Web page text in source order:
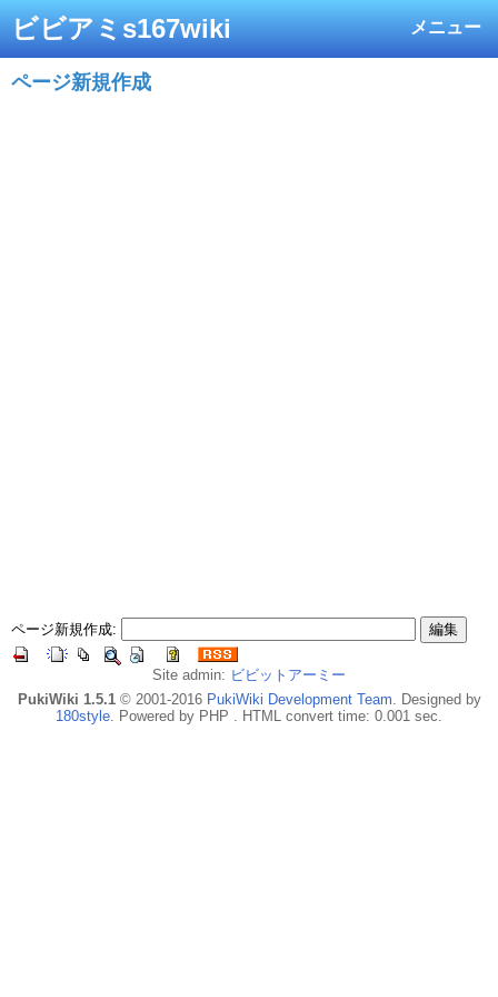
メニュー
ビビアミs167wiki
ページ新規作成
ページ新規作成:
Site admin: ビビットアーミー
PukiWiki 1.5.1© 2001-2016 PukiWiki Development Team. Designed by
180style. Powered by PHP . HTML convert time: 0.001 sec.